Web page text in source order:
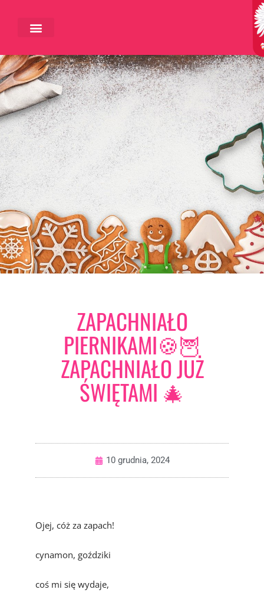
ZAPACHNIAŁO
PIERNIKAMI🍪🦉
ZAPACHNIAŁO JUŻ
ŚWIĘTAMI 🎄
10 grudnia, 2024
Ojej, cóż za zapach!
cynamon, goździki
coś mi się wydaje,